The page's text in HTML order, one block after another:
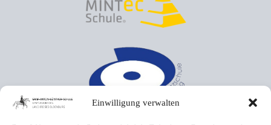
Einwilligung verwalten